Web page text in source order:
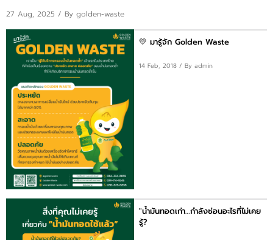
27 Aug, 2025 / By golden-waste
💛 มารู้จัก Golden Waste
14 Feb, 2018 / By admin
"น้ำมันทอดเก่า…กำลังซ่อนอะไรที่ไม่เคย
รู้?